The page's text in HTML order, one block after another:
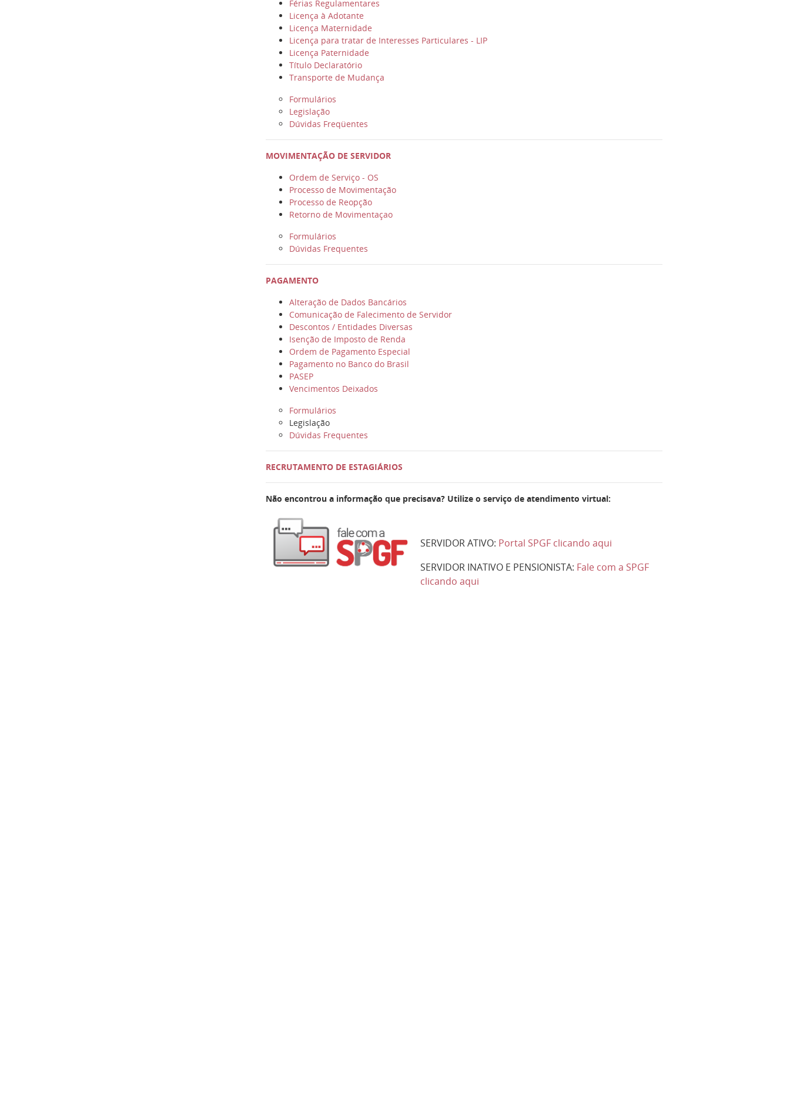
Férias Regulamentares
Licença à Adotante
Licença Maternidade
Licença para tratar de Interesses Particulares - LIP
Licença Paternidade
Título Declaratório
Transporte de Mudança
Formulários
Legislação
Dúvidas Freqüentes
MOVIMENTAÇÃO DE SERVIDOR
Ordem de Serviço - OS
Processo de Movimentação
Processo de Reopção
Retorno de Movimentaçao
Formulários
Dúvidas Frequentes
PAGAMENTO
Alteração de Dados Bancários
Comunicação de Falecimento de Servidor
Descontos / Entidades Diversas
Isenção de Imposto de Renda
Ordem de Pagamento Especial
Pagamento no Banco do Brasil
PASEP
Vencimentos Deixados
Formulários
Legislação
Dúvidas Frequentes
RECRUTAMENTO DE ESTAGIÁRIOS
Não encontrou a informação que precisava? Utilize o serviço de atendimento virtual:
SERVIDOR ATIVO: Portal SPGF clicando aqui
SERVIDOR INATIVO E PENSIONISTA: Fale com a SPGF
clicando aqui